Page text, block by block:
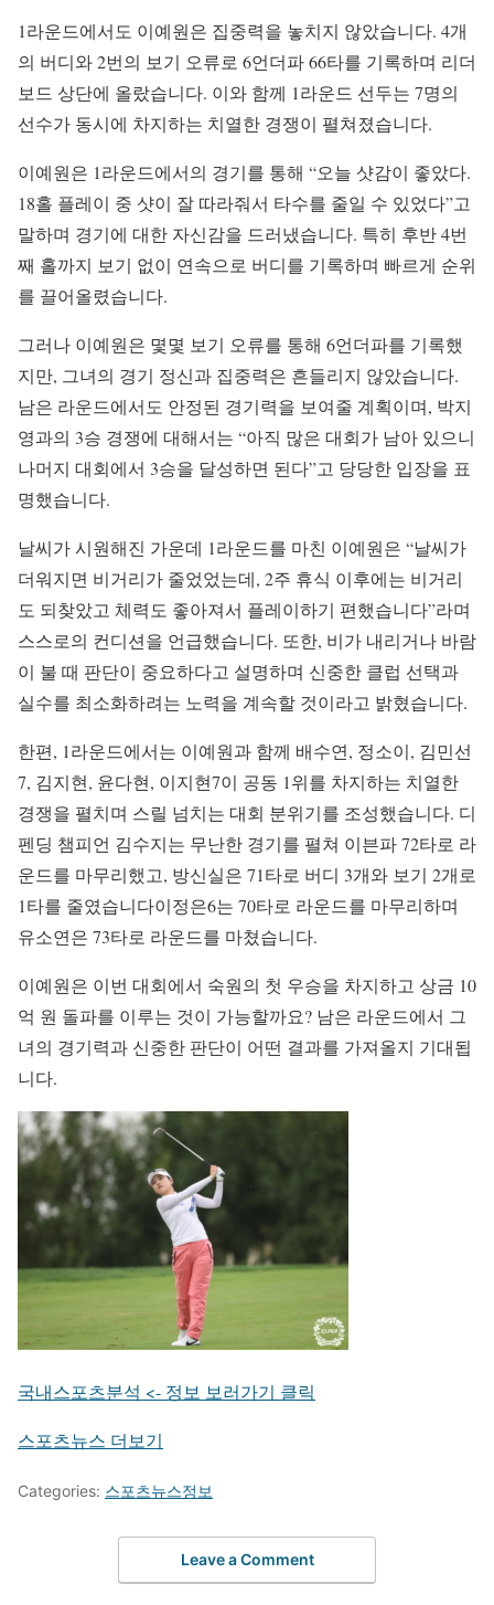
1라운드에서도 이예원은 집중력을 놓치지 않았습니다. 4개
의 버디와 2번의 보기 오류로 6언더파 66타를 기록하며 리더
보드 상단에 올랐습니다. 이와 함께 1라운드 선두는 7명의
선수가 동시에 차지하는 치열한 경쟁이 펼쳐졌습니다.
이예원은 1라운드에서의 경기를 통해 “오늘 샷감이 좋았다.
18홀 플레이 중 샷이 잘 따라줘서 타수를 줄일 수 있었다”고
말하며 경기에 대한 자신감을 드러냈습니다. 특히 후반 4번
째 홀까지 보기 없이 연속으로 버디를 기록하며 빠르게 순위
를 끌어올렸습니다.
그러나 이예원은 몇몇 보기 오류를 통해 6언더파를 기록했
지만, 그녀의 경기 정신과 집중력은 흔들리지 않았습니다.
남은 라운드에서도 안정된 경기력을 보여줄 계획이며, 박지
영과의 3승 경쟁에 대해서는 “아직 많은 대회가 남아 있으니
나머지 대회에서 3승을 달성하면 된다”고 당당한 입장을 표
명했습니다.
날씨가 시원해진 가운데 1라운드를 마친 이예원은 “날씨가
더워지면 비거리가 줄었었는데, 2주 휴식 이후에는 비거리
도 되찾았고 체력도 좋아져서 플레이하기 편했습니다”라며
스스로의 컨디션을 언급했습니다. 또한, 비가 내리거나 바람
이 불 때 판단이 중요하다고 설명하며 신중한 클럽 선택과
실수를 최소화하려는 노력을 계속할 것이라고 밝혔습니다.
한편, 1라운드에서는 이예원과 함께 배수연, 정소이, 김민선
7, 김지현, 윤다현, 이지현7이 공동 1위를 차지하는 치열한
경쟁을 펼치며 스릴 넘치는 대회 분위기를 조성했습니다. 디
펜딩 챔피언 김수지는 무난한 경기를 펼쳐 이븐파 72타로 라
운드를 마무리했고, 방신실은 71타로 버디 3개와 보기 2개로
1타를 줄였습니다이정은6는 70타로 라운드를 마무리하며
유소연은 73타로 라운드를 마쳤습니다.
이예원은 이번 대회에서 숙원의 첫 우승을 차지하고 상금 10
억 원 돌파를 이루는 것이 가능할까요? 남은 라운드에서 그
녀의 경기력과 신중한 판단이 어떤 결과를 가져올지 기대됩
니다.
국내스포츠분석 <- 정보 보러가기 클릭
스포츠뉴스 더보기
Categories: 스포츠뉴스정보
Leave a Comment